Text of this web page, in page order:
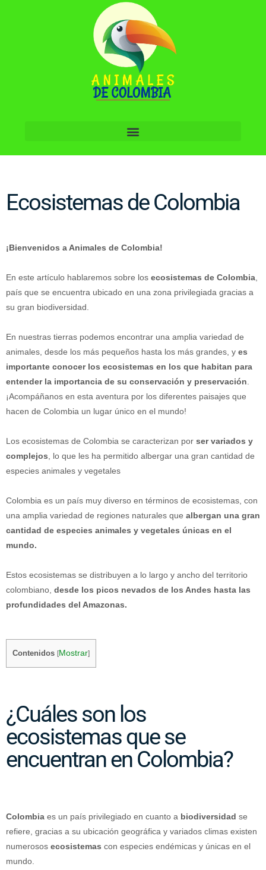
Ecosistemas de Colombia
¡Bienvenidos a Animales de Colombia!
En este artículo hablaremos sobre los ecosistemas de Colombia,
país que se encuentra ubicado en una zona privilegiada gracias a
su gran biodiversidad.
En nuestras tierras podemos encontrar una amplia variedad de
animales, desde los más pequeños hasta los más grandes, y es
importante conocer los ecosistemas en los que habitan para
entender la importancia de su conservación y preservación.
¡Acompáñanos en esta aventura por los diferentes paisajes que
hacen de Colombia un lugar único en el mundo!
Los ecosistemas de Colombia se caracterizan por ser variados y
complejos, lo que les ha permitido albergar una gran cantidad de
especies animales y vegetales
Colombia es un país muy diverso en términos de ecosistemas, con
una amplia variedad de regiones naturales que albergan una gran
cantidad de especies animales y vegetales únicas en el
mundo.
Estos ecosistemas se distribuyen a lo largo y ancho del territorio
colombiano, desde los picos nevados de los Andes hasta las
profundidades del Amazonas.
Contenidos [Mostrar]
¿Cuáles son los
ecosistemas que se
encuentran en Colombia?
Colombia es un país privilegiado en cuanto a biodiversidad se
refiere, gracias a su ubicación geográfica y variados climas existen
numerosos ecosistemas con especies endémicas y únicas en el
mundo.